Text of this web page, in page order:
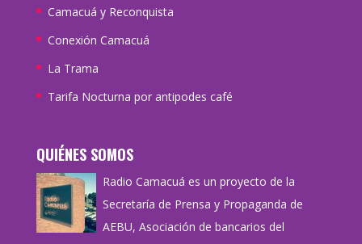
Camacuá y Reconquista
Conexión Camacuá
La Trama
Tarifa Nocturna por antipodes café
QUIÉNES SOMOS
Radio Camacuá es un proyecto de la
Secretaría de Prensa y Propaganda de
AEBU, Asociación de bancarios del